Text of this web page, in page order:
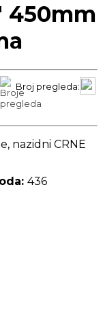
450mm
Broj pregleda:
nazidni CRNE
436